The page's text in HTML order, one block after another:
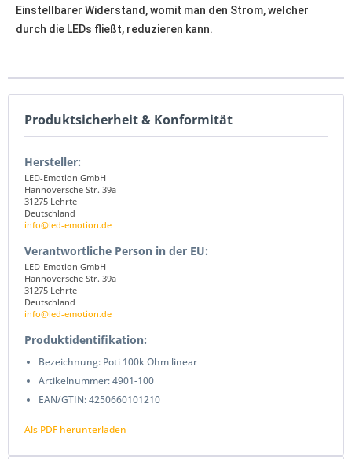
Einstellbarer Widerstand, womit man den Strom, welcher
durch die LEDs fließt, reduzieren kann.
Produktsicherheit & Konformität
Hersteller:
LED-Emotion GmbH
Hannoversche Str. 39a
31275 Lehrte
Deutschland
info@led-emotion.de
Verantwortliche Person in der EU:
LED-Emotion GmbH
Hannoversche Str. 39a
31275 Lehrte
Deutschland
info@led-emotion.de
Produktidentifikation:
Bezeichnung: Poti 100k Ohm linear
Artikelnummer: 4901-100
EAN/GTIN: 4250660101210
Als PDF herunterladen